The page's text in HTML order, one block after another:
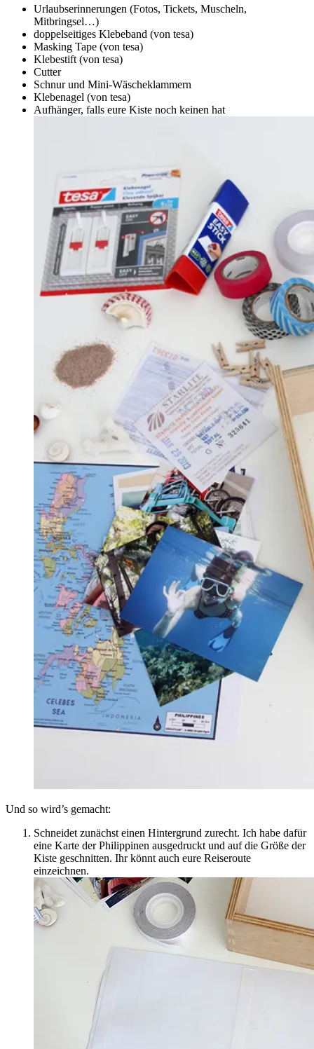
Urlaubserinnerungen (Fotos, Tickets, Muscheln,
Mitbringsel…)
doppelseitiges Klebeband (von tesa)
Masking Tape (von tesa)
Klebestift (von tesa)
Cutter
Schnur und Mini-Wäscheklammern
Klebenagel (von tesa)
Aufhänger, falls eure Kiste noch keinen hat
Und so wird’s gemacht:
Schneidet zunächst einen Hintergrund zurecht. Ich habe dafür
eine Karte der Philippinen ausgedruckt und auf die Größe der
Kiste geschnitten. Ihr könnt auch eure Reiseroute
einzeichnen.